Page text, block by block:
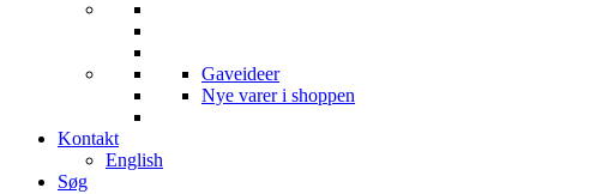
Gaveideer
Nye varer i shoppen
Kontakt
English
Søg